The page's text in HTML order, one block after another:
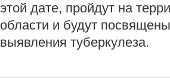
этой дате, пройдут на
области и будут
выявления туберкулеза.